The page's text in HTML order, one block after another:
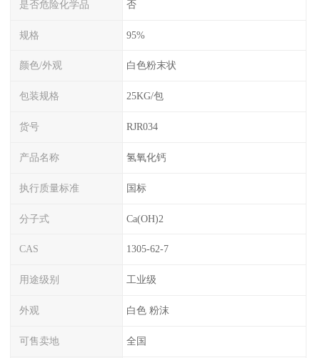
是否危险化学品 否
规格 95%
颜色/外观 白色粉末状
包装规格 25KG/包
货号 RJR034
产品名称 氢氧化钙
执行质量标准 国标
分子式 Ca(OH)2
CAS 1305-62-7
用途级别 工业级
外观 白色 粉沫
可售卖地 全国